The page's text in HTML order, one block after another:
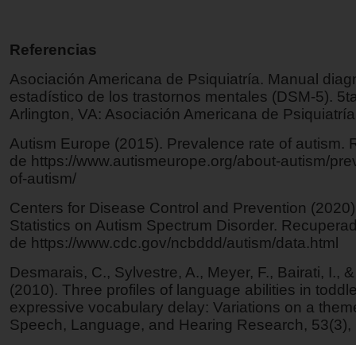
Referencias
Asociación Americana de Psiquiatría. Manual
estadístico de los trastornos mentales (DSM-5).
Arlington, VA: Asociación Americana de
Autism Europe (2015). Prevalence rate of autism.
de https://www.autismeurope.org/about-autism/
of-autism/
Centers for Disease Control and Prevention
Statistics on Autism Spectrum Disorder.
de https://www.cdc.gov/ncbddd/autism/data.html
Desmarais, C., Sylvestre, A., Meyer, F., Bairati, I.,
(2010). Three profiles of language abilities in
expressive vocabulary delay: Variations on a
Speech, Language, and Hearing Research, 53(3),